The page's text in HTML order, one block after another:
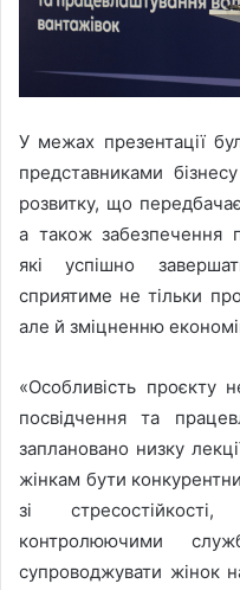
У межах презентації
представниками
розвитку, що
а також забезпечення
які успішно
сприятиме не тільки
але й зміцненню
«Особливість проєкту
посвідчення та
заплановано низку
жінкам бути
зі
контролюючими
супроводжувати жінок